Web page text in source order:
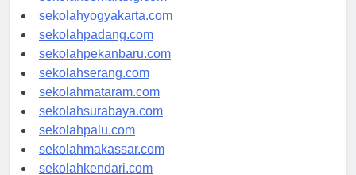
sekolahsemarang.com
sekolahyogyakarta.com
sekolahpadang.com
sekolahpekanbaru.com
sekolahserang.com
sekolahmataram.com
sekolahsurabaya.com
sekolahpalu.com
sekolahmakassar.com